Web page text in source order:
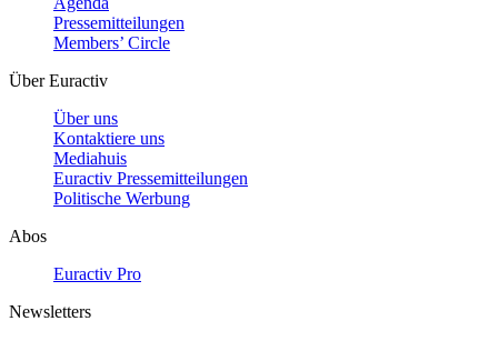
Pressemitteilungen
Members’ Circle
Über Euractiv
Über uns
Kontaktiere uns
Mediahuis
Euractiv Pressemitteilungen
Politische Werbung
Abos
Euractiv Pro
Newsletters